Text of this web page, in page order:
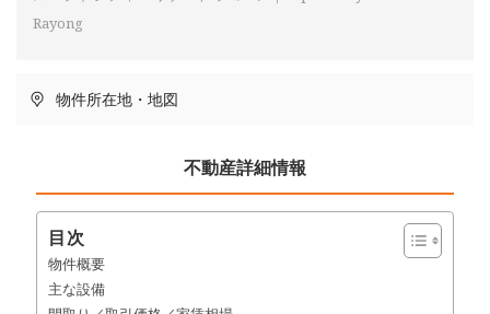
Rayong
物件所在地・地図
不動産詳細情報
目次
物件概要
主な設備